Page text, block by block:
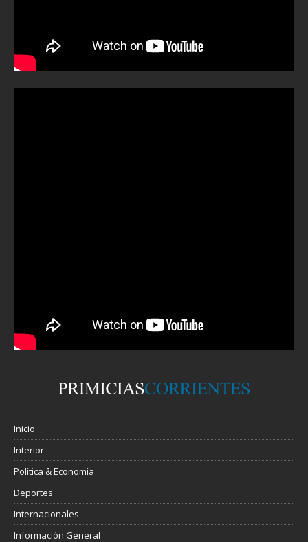
Inicio
Interior
Política & Economía
Deportes
Internacionales
Información General